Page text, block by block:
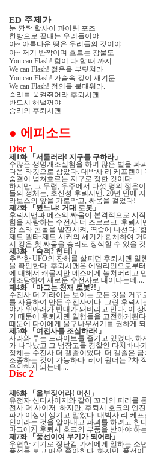
ED 주제가
눈 깜짝 할사이 파이팅 포즈
한방으로 끝내는 우리들이야
아~ 아름다운 땅은 우리들의 것이야
아~ 저기 반짝이며 흐르는 강물도
You can Flash! 힘이 다 할 때 까지
We can Flash! 젊음을 부딪쳐라
You can Flash! 가슴속 깊이 새겨둔
We can Flash! 정의를 불태워라.
승리를 움켜쥐어라 후뢰시맨
반드시 해낼꺼야
승리의 후뢰시맨
● 에피소드
Disc 1
제1화 「서둘러라! 지구를 구하라」
수많은 생명개조실험을 하며 많은 별을 파
다음 타깃으로 삼았다. 대박사 리 케프렌이
숨결이 넘쳐흐르는 지구로 정한 것이다.
하지만, 그 무렵, 우주에서 다섯 명의 젊은
들의 정체는, 초신성 후뢰시맨. 20년 만에
라보스의 앞을 가로막고, 싸움을 걸었다!
제2화 「봤느냐! 거대 로봇」
후뢰시맨과 메스의 싸움이 본격적으로 시
힘을 자랑하는 수전사 더 즈르르크. 후뢰시
함 스타 콘돌을 발진시켜, 역습에 나선다. '
제트 델타·제트 시커의 세기가 합체하여
시 킹은 첫 싸움을 승리로 장식할 수 있을
제3화「숙적? 헌터! 」
추락한 UFO의 잔해를 살피던 후뢰시맨 일
을 확인한다. 후뢰시맨은 에일리언으로부
에 대해서 캐묻지만 메스에게 놓쳐버리고
개조당하여 새로운 수전사로 태어나는데….
제4화 「마그는 천재 로봇?! 」
수전사 더 기라이는 보이는 모든 것을 거
를 사용하여 만든 수전사이다. 그린 후뢰시
야가 위아래가 반대가 돼버리고 만다. 이
기 때문에 후뢰시맨 일행들을 고전하게된다
때문에 다이에게 물구나무서기를 권하게
제5화「여전사를 조심하라! 」
사라와 루는 드라이브를 즐기고 있었다. 하
가 나타났고 그 냉장고를 경찰인 타치바나
정체는 수전사 더 겔졸이었다. 더 겔졸은
조종하는 것이 가능하다. 레이 원더는2차
유인하게 되는데….
Disc 2
제6화 「울부짖어라! 머신 」
유전자 신디사이저와 같이 꼬리의 피리를
전사 더 사이저. 하지만, 후뢰시 호크의 엔
파가 이상이 생기고 말았다. 대박사 리 케
인이라는 것을 알아내고 파괴를 하려고 한
마그에게 후뢰시 호크의 부품을 받아야 하
제7화「풍선이여 무기가 되어라」
우연한 계기로 장난감 가게에게 일하는 소